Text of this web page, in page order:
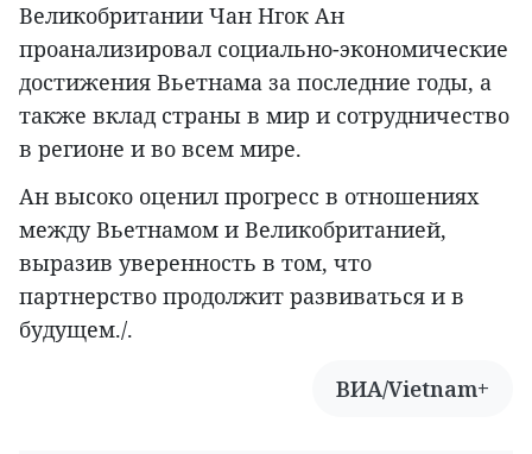
Великобритании Чан Нгок Ан
проанализировал социально-экономические
достижения Вьетнама за последние годы, а
также вклад страны в мир и сотрудничество
в регионе и во всем мире.
Ан высоко оценил прогресс в отношениях
между Вьетнамом и Великобританией,
выразив уверенность в том, что
партнерство продолжит развиваться и в
будущем./.
ВИА/Vietnam+